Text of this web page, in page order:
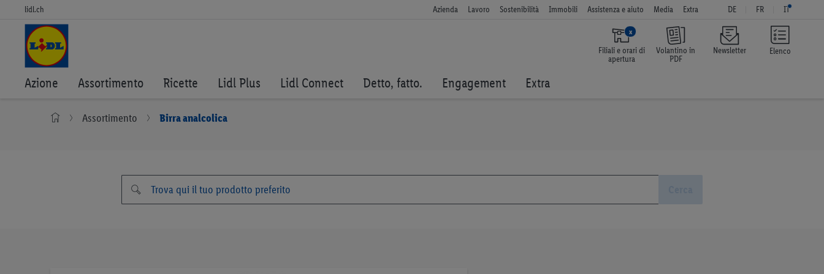
Elenco
lidl.ch Azienda Lavoro Sostenibilità Immobili Assistenza e aiuto Media Extra DE FR IT
x
Filiali e orari di
apertura
Volantino in
PDF
Newsletter
Azione Assortimento Ricette Lidl Plus Lidl Connect Detto, fatto. Engagement Extra
Assortimento Birra analcolica